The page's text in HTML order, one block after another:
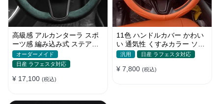
高級感 アルカンターラ スポ
ーツ感 編み込み式 ステアリ
ングカバー かっこいい 四季
滑り止め
オーダーメイド
日産 ラフェスタ対応
¥ 17,100 (税込)
11色 ハンドルカバー かわい
い 通気性 くすみカラー ソフ
トレザー ステアリング O
汎用 日産 ラフェスタ対応
¥ 7,800 (税込)